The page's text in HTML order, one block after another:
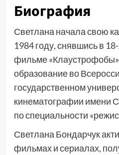
Биография
Светлана начала свою
1984 году, снявшись в
фильме
образование во
государственном
кинематографии имени
по специальности
Светлана Бондарчук
фильмах и сериалах,